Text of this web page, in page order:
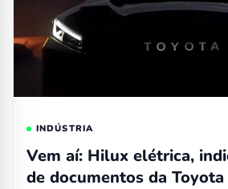
INDÚSTRIA
Vem aí: Hilux elétrica,
de documentos da Toyota